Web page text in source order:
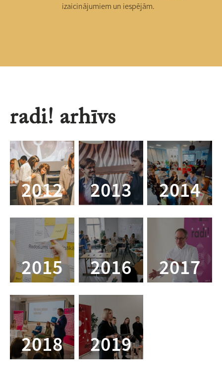
izaicinājumiem un iespējām.
radi! arhīvs
2012 2013 2014
2015 2016 2017
2018 2019